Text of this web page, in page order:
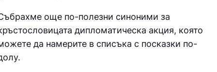
още по-полезни синоними за
дипломатическа акция, която
да намерите в списъка с посказки по-